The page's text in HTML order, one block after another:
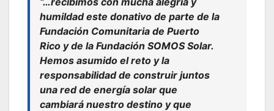
humildad este donativo de parte de la
Fundación Comunitaria de Puerto
Rico y de la Fundación SOMOS Solar.
Hemos asumido el reto y la
responsabilidad de construir juntos
una red de energía solar que
cambiará nuestro destino y que